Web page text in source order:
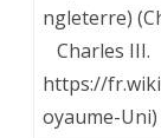
ngleterre)
Charles III.
https://
oyaume-Uni)